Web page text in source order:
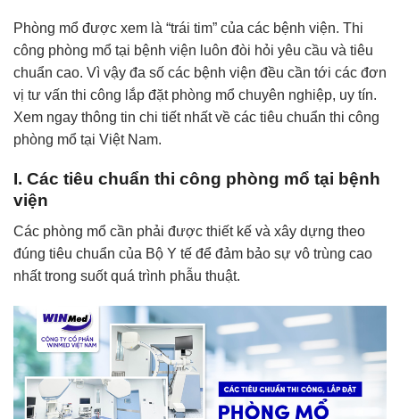
Phòng mổ được xem là “trái tim” của các bệnh viện. Thi
công phòng mổ tại bệnh viện luôn đòi hỏi yêu cầu và tiêu
chuẩn cao. Vì vậy đa số các bệnh viện đều cần tới các đơn
vị tư vấn thi công lắp đặt phòng mổ chuyên nghiệp, uy tín.
Xem ngay thông tin chi tiết nhất về các tiêu chuẩn thi công
phòng mổ tại Việt Nam.
I. Các tiêu chuẩn thi công phòng mổ tại bệnh
viện
Các phòng mổ cần phải được thiết kế và xây dựng theo
đúng tiêu chuẩn của Bộ Y tế để đảm bảo sự vô trùng cao
nhất trong suốt quá trình phẫu thuật.